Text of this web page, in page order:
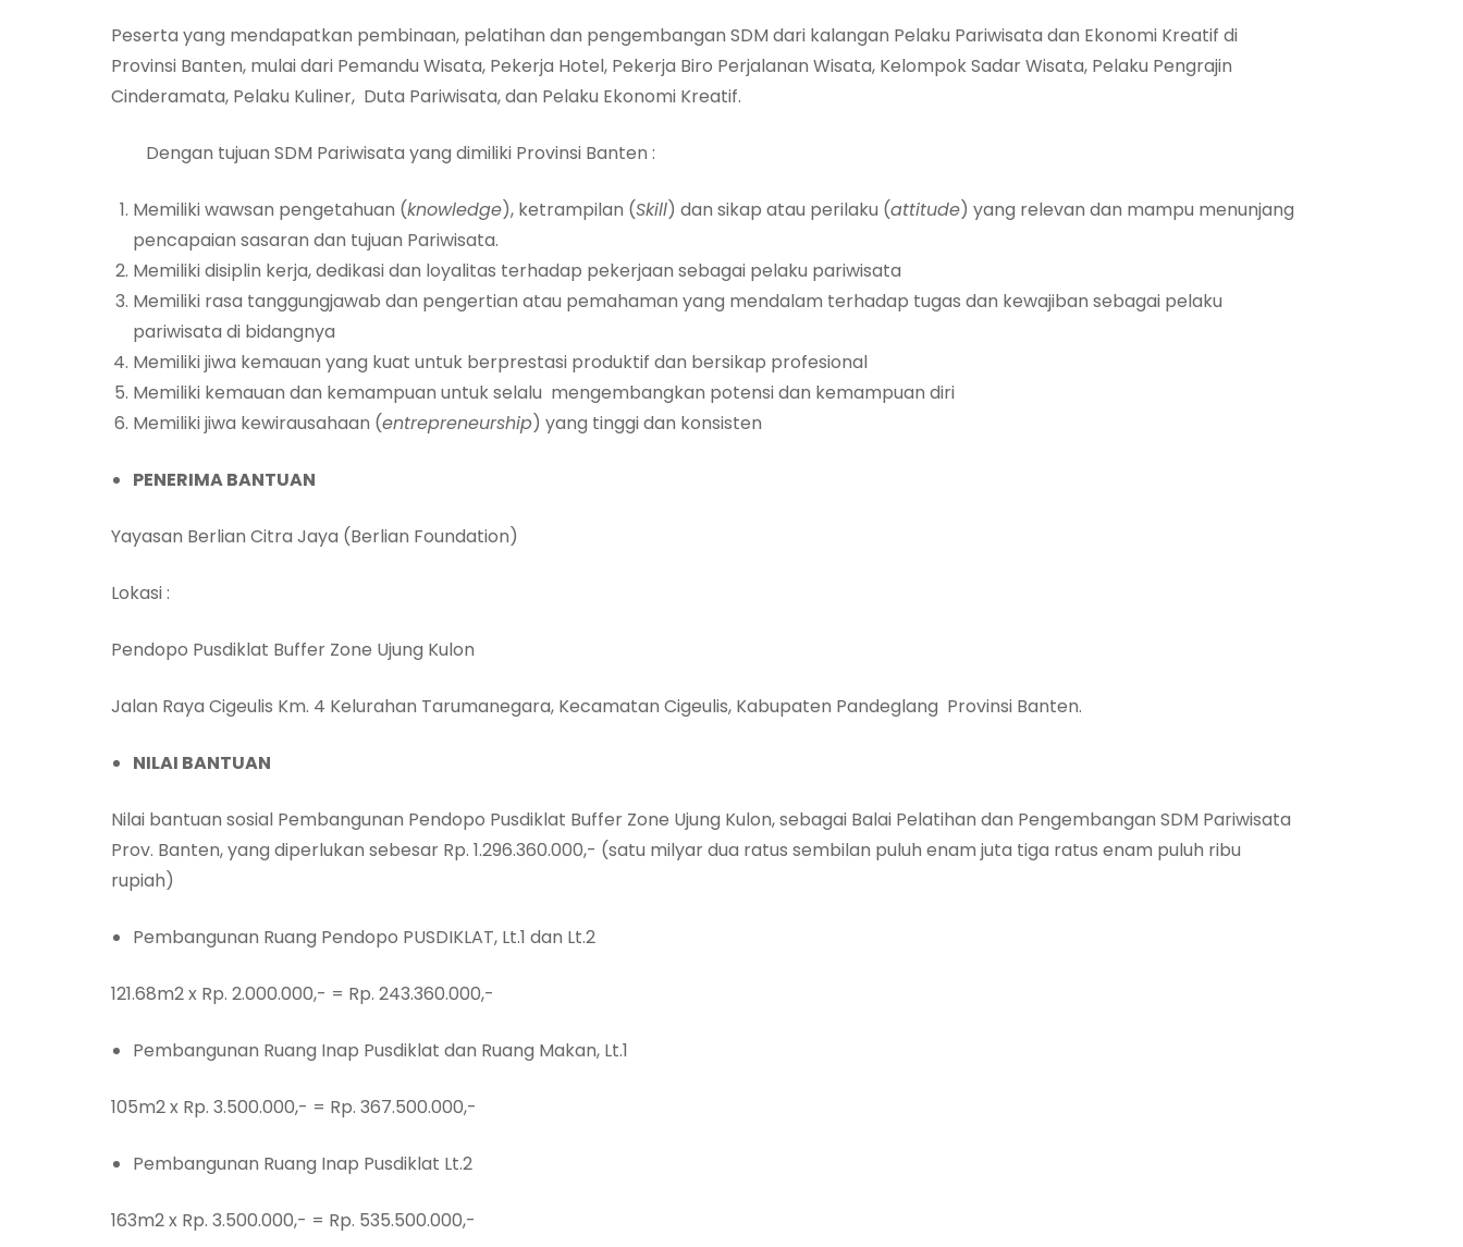
Peserta yang mendapatkan pembinaan, pelatihan dan pengembangan SDM dari kalangan Pelaku Pariwisata dan Ekonomi Kreatif di
Provinsi Banten, mulai dari Pemandu Wisata, Pekerja Hotel, Pekerja Biro Perjalanan Wisata, Kelompok Sadar Wisata, Pelaku Pengrajin
Cinderamata, Pelaku Kuliner, Duta Pariwisata, dan Pelaku Ekonomi Kreatif.
Dengan tujuan SDM Pariwisata yang dimiliki Provinsi Banten :
Memiliki wawsan pengetahuan (knowledge), ketrampilan (Skill) dan sikap atau perilaku (attitude) yang relevan dan mampu menunjang
pencapaian sasaran dan tujuan Pariwisata.
Memiliki disiplin kerja, dedikasi dan loyalitas terhadap pekerjaan sebagai pelaku pariwisata
Memiliki rasa tanggungjawab dan pengertian atau pemahaman yang mendalam terhadap tugas dan kewajiban sebagai pelaku
pariwisata di bidangnya
Memiliki jiwa kemauan yang kuat untuk berprestasi produktif dan bersikap profesional
Memiliki kemauan dan kemampuan untuk selalu mengembangkan potensi dan kemampuan diri
Memiliki jiwa kewirausahaan (entrepreneurship) yang tinggi dan konsisten
PENERIMA BANTUAN
Yayasan Berlian Citra Jaya (Berlian Foundation)
Lokasi :
Pendopo Pusdiklat Buffer Zone Ujung Kulon
Jalan Raya Cigeulis Km. 4 Kelurahan Tarumanegara, Kecamatan Cigeulis, Kabupaten Pandeglang Provinsi Banten.
NILAI BANTUAN
Nilai bantuan sosial Pembangunan Pendopo Pusdiklat Buffer Zone Ujung Kulon, sebagai Balai Pelatihan dan Pengembangan SDM Pariwisata
Prov. Banten, yang diperlukan sebesar Rp. 1.296.360.000,- (satu milyar dua ratus sembilan puluh enam juta tiga ratus enam puluh ribu
rupiah)
Pembangunan Ruang Pendopo PUSDIKLAT, Lt.1 dan Lt.2
121.68m2 x Rp. 2.000.000,- = Rp. 243.360.000,-
Pembangunan Ruang Inap Pusdiklat dan Ruang Makan, Lt.1
105m2 x Rp. 3.500.000,- = Rp. 367.500.000,-
Pembangunan Ruang Inap Pusdiklat Lt.2
163m2 x Rp. 3.500.000,- = Rp. 535.500.000,-